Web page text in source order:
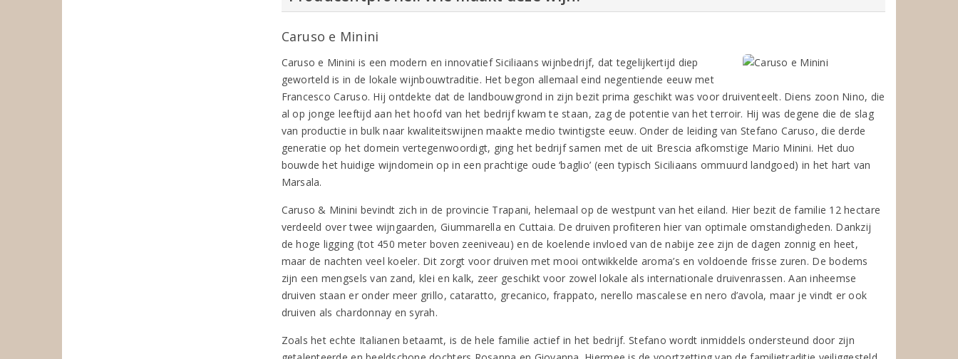
Caruso e Minini
Caruso e Minini is een modern en innovatief Siciliaans wijnbedrijf, dat tegelijkertijd diep
geworteld is in de lokale wijnbouwtraditie. Het begon allemaal eind negentiende eeuw met
Francesco Caruso. Hij ontdekte dat de landbouwgrond in zijn bezit prima geschikt was voor druiventeelt. Diens zoon Nino, die
al op jonge leeftijd aan het hoofd van het bedrijf kwam te staan, zag de potentie van het terroir. Hij was degene die de slag
van productie in bulk naar kwaliteitswijnen maakte medio twintigste eeuw. Onder de leiding van Stefano Caruso, die derde
generatie op het domein vertegenwoordigt, ging het bedrijf samen met de uit Brescia afkomstige Mario Minini. Het duo
bouwde het huidige wijndomein op in een prachtige oude ‘baglio’ (een typisch Siciliaans ommuurd landgoed) in het hart van
Marsala.
Caruso & Minini bevindt zich in de provincie Trapani, helemaal op de westpunt van het eiland. Hier bezit de familie 12 hectare
verdeeld over twee wijngaarden, Giummarella en Cuttaia. De druiven profiteren hier van optimale omstandigheden. Dankzij
de hoge ligging (tot 450 meter boven zeeniveau) en de koelende invloed van de nabije zee zijn de dagen zonnig en heet,
maar de nachten veel koeler. Dit zorgt voor druiven met mooi ontwikkelde aroma’s en voldoende frisse zuren. De bodems
zijn een mengsels van zand, klei en kalk, zeer geschikt voor zowel lokale als internationale druivenrassen. Aan inheemse
druiven staan er onder meer grillo, cataratto, grecanico, frappato, nerello mascalese en nero d’avola, maar je vindt er ook
druiven als chardonnay en syrah.
Zoals het echte Italianen betaamt, is de hele familie actief in het bedrijf. Stefano wordt inmiddels ondersteund door zijn